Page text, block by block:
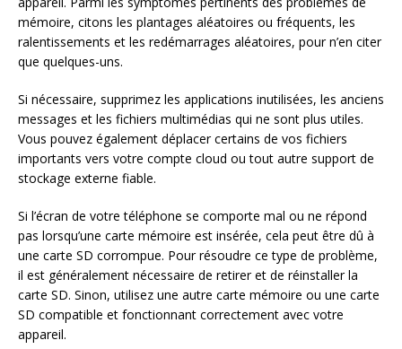
mémoire, citons les plantages aléatoires ou fréquents, les
ralentissements et les redémarrages aléatoires, pour n’en citer
que quelques-uns.
Si nécessaire, supprimez les applications inutilisées, les anciens
messages et les fichiers multimédias qui ne sont plus utiles.
Vous pouvez également déplacer certains de vos fichiers
importants vers votre compte cloud ou tout autre support de
stockage externe fiable.
Si l’écran de votre téléphone se comporte mal ou ne répond
pas lorsqu’une carte mémoire est insérée, cela peut être dû à
une carte SD corrompue. Pour résoudre ce type de problème,
il est généralement nécessaire de retirer et de réinstaller la
carte SD. Sinon, utilisez une autre carte mémoire ou une carte
SD compatible et fonctionnant correctement avec votre
appareil.